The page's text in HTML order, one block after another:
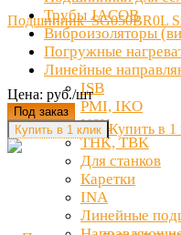
Трубы JACOB
Виброизоляторы
Погружные
Линейные
ISB
PMI, IKO
NSK
THK, TBK
Для станков
Каретки
INA
Линейные
Подшипник SG050BR0L
Цена: руб./шт
Под заказ
Купить в 1